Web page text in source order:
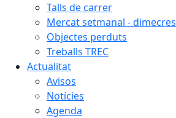
Talls de carrer
Mercat setmanal - dimecres
Objectes perduts
Treballs TREC
Actualitat
Avisos
Notícies
Agenda